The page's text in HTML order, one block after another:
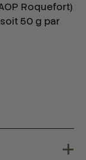
Roquefort)
50 g par